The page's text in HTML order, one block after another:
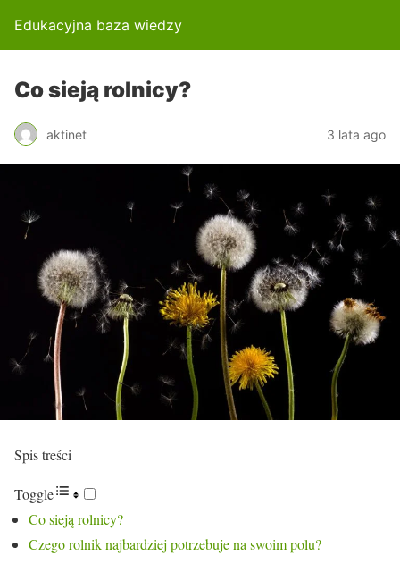
Edukacyjna baza wiedzy
Co sieją rolnicy?
aktinet 3 lata ago
Spis treści
Toggle
Co sieją rolnicy?
Czego rolnik najbardziej potrzebuje na swoim polu?